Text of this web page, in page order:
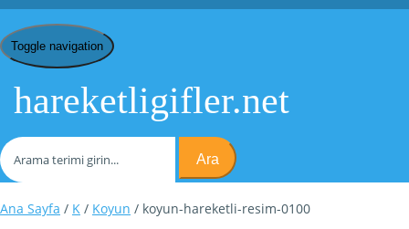
Toggle navigation
hareketligifler.net
Ara
Ana Sayfa / K / Koyun / koyun-hareketli-resim-0100